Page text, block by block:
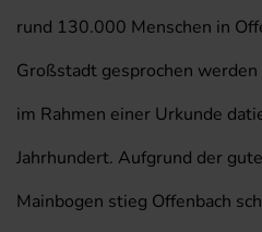
rund 130.000 Menschen in
Großstadt gesprochen
im Rahmen einer Urkunde
Jahrhundert. Aufgrund der
Mainbogen stieg Offenbach